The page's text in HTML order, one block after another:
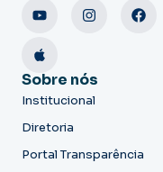
Sobre nós
Institucional
Diretoria
Portal Transparência